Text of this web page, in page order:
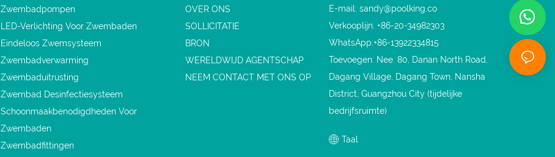
Zwembadpompen
LED-Verlichting Voor Zwembaden
Eindeloos Zwemsysteem
Zwembadverwarming
Zwembaduitrusting
Zwembad Desinfectiesysteem
Schoonmaakbenodigdheden Voor
Zwembaden
Zwembadfittingen
OVER ONS
SOLLICITATIE
BRON
WERELDWIJD AGENTSCHAP
NEEM CONTACT MET ONS OP
E-mail:sandy@poolking.co
Verkooplijn: +86-20-34982303
WhatsApp:+86-13922334815
Toevoegen: Nee. 80, Danan North Road,
Dagang Village, Dagang Town, Nansha
District, Guangzhou City (tijdelijke
bedrijfsruimte)
Taal